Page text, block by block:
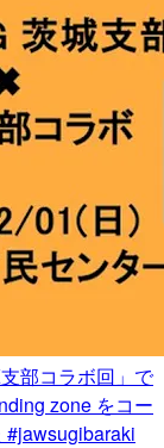
部コラボ回」で
zone をコー
#jawsugibaraki